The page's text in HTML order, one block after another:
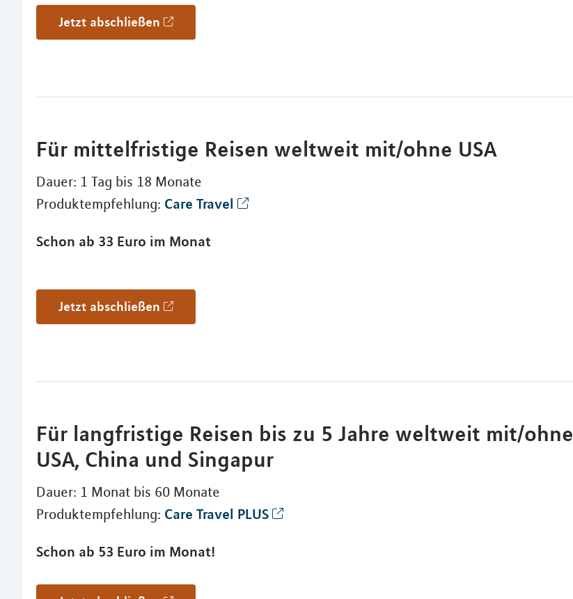
Jetzt abschließen
Für mittelfristige Reisen weltweit mit/ohne USA
Dauer: 1 Tag bis 18 Monate
Produktempfehlung: Care Travel
Schon ab 33 Euro im Monat
Jetzt abschließen
Für langfristige Reisen bis zu 5 Jahre weltweit mit/ohne
USA, China und Singapur
Dauer: 1 Monat bis 60 Monate
Produktempfehlung: Care Travel PLUS
Schon ab 53 Euro im Monat!